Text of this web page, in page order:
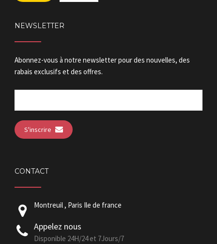
NEWSLETTER
Abonnez-vous à notre newsletter pour des nouvelles, des
rabais exclusifs et des offres.
S'inscrire
CONTACT
Montreuil , Paris Ile de france
Appelez nous
Disponible 24H/24 et 7Jours/7